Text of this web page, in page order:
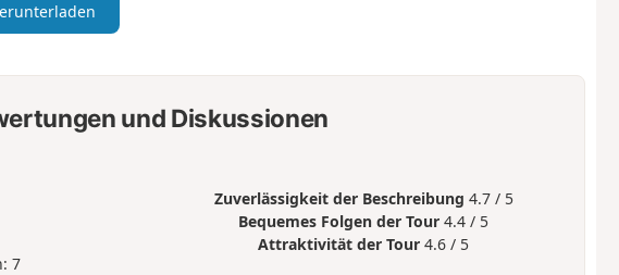
und Diskussionen
7
Zuverlässigkeit der Beschreibung 4.7 / 5
Bequemes Folgen der Tour 4.4 / 5
Attraktivität der Tour 4.6 / 5